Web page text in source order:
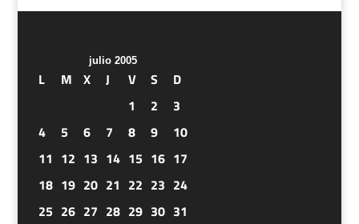
julio 2005
L M X J V S
D
1
2
3
4
5 6 7 8 9
10
11 12 13 14 15 16 17
18 19 20 21 22 23 24
25 26 27 28 29 30 31